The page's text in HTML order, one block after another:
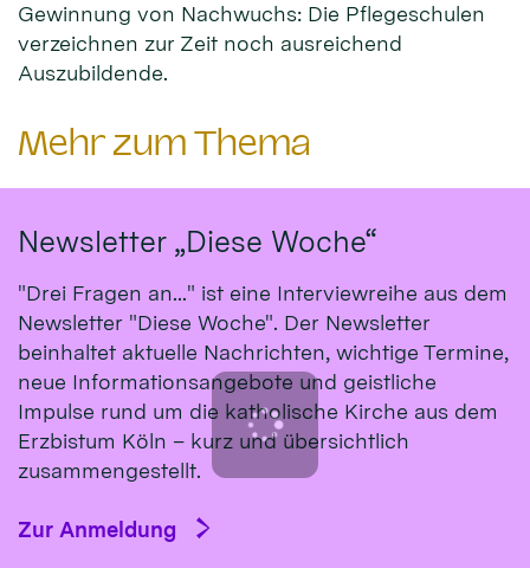
Gewinnung von Nachwuchs: Die Pflegeschulen
verzeichnen zur Zeit noch ausreichend
Auszubildende.
Mehr zum Thema
Newsletter „Diese Woche“
"Drei Fragen an..." ist eine Interviewreihe aus dem
Newsletter "Diese Woche". Der Newsletter
beinhaltet aktuelle Nachrichten, wichtige Termine,
neue Informationsangebote und geistliche
Impulse rund um die katholische Kirche aus dem
Erzbistum Köln – kurz und übersichtlich
zusammengestellt.
Zur Anmeldung